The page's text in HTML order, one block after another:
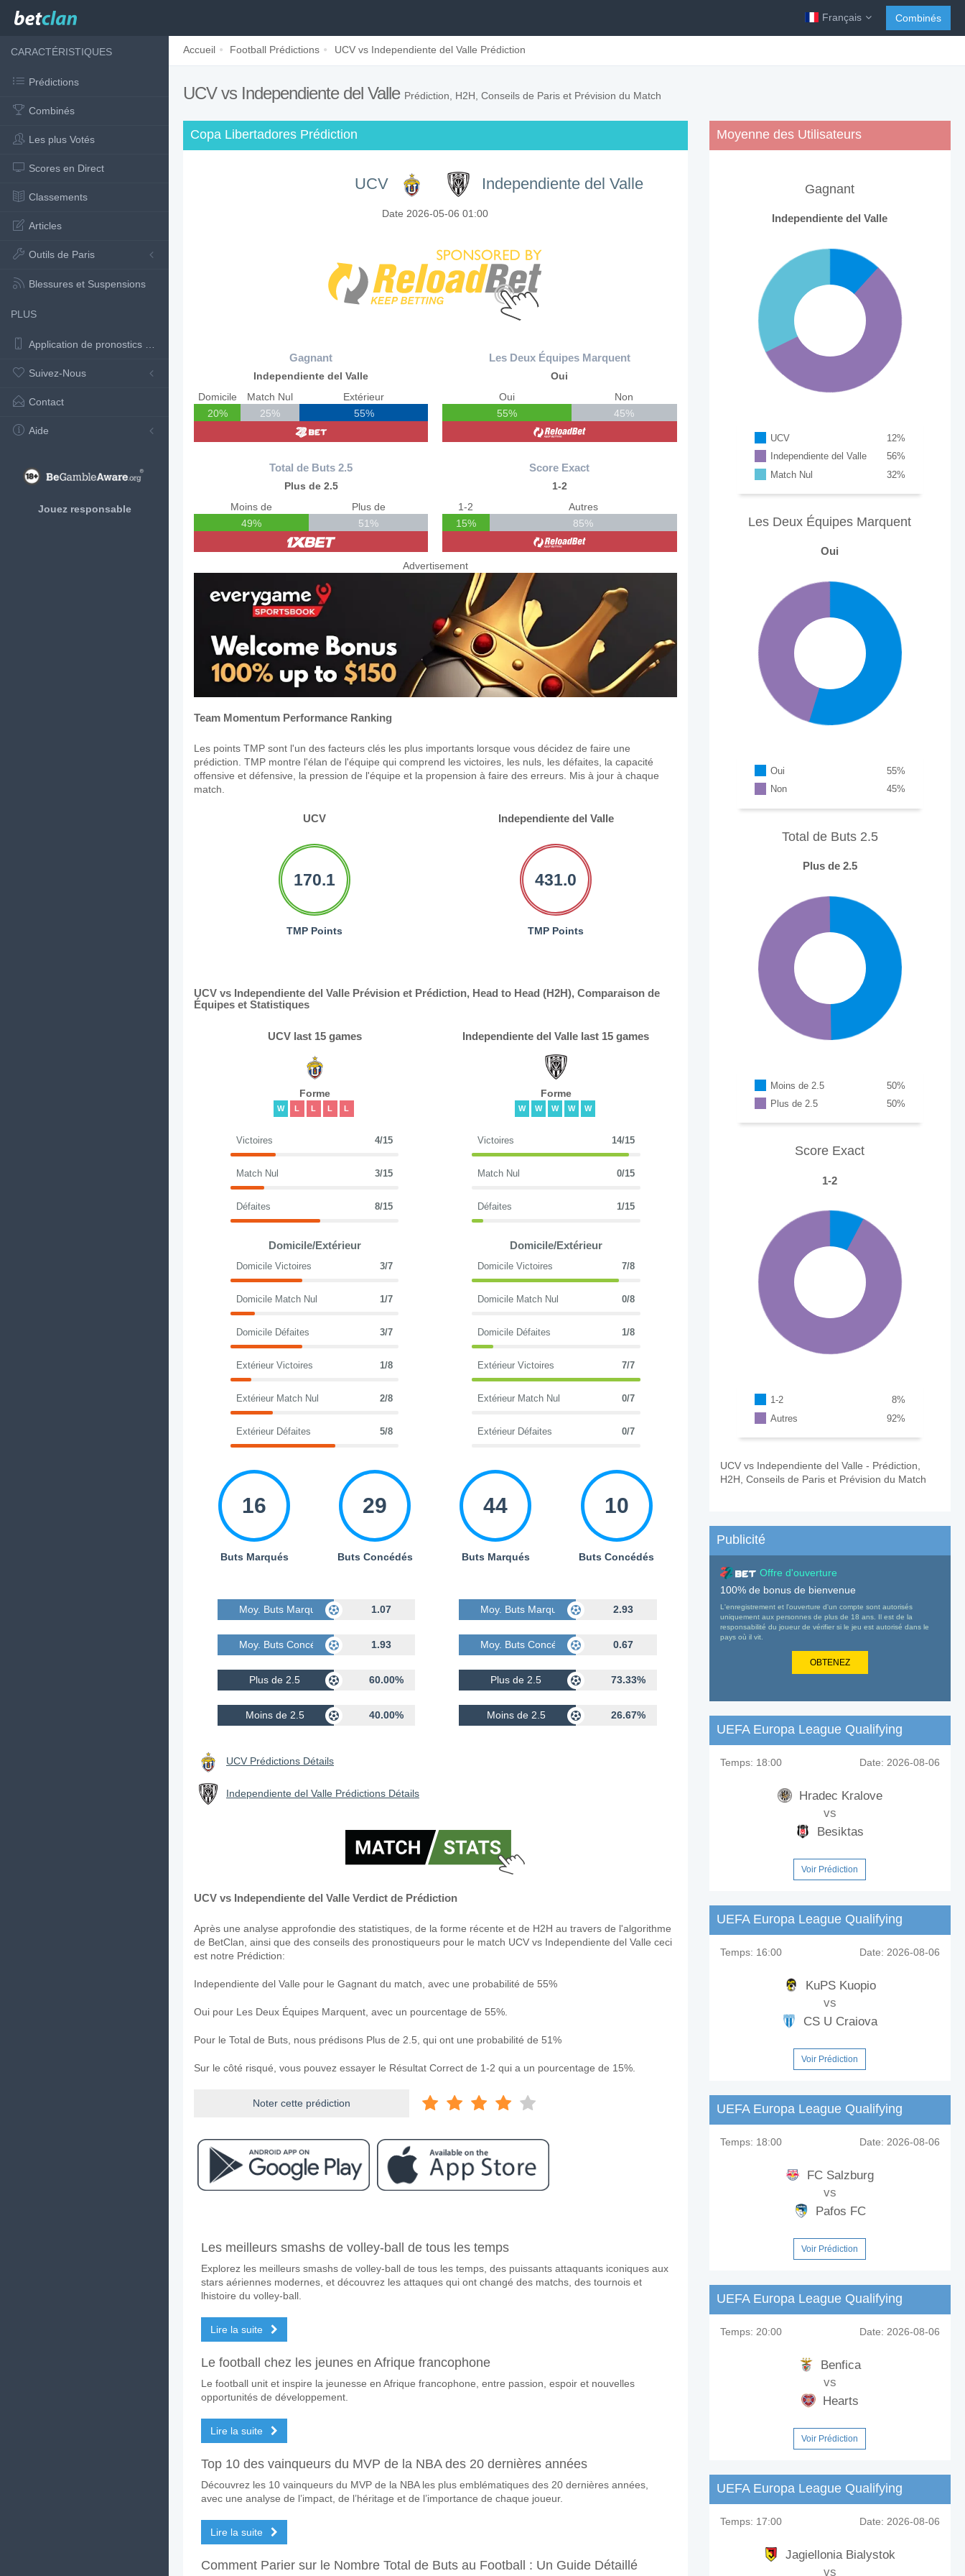
Français Combinés
CARACTÉRISTIQUES
Prédictions
Combinés
Les plus Votés
Scores en Direct
Classements
Articles
Outils de Paris
Blessures et Suspensions
PLUS
Application de pronostics de football
Suivez-Nous
Contact
Aide
Jouez responsable
Accueil Football Prédictions UCV vs Independiente del Valle Prédiction
UCV vs Independiente del Valle Prédiction, H2H, Conseils de Paris et Prévision du Match
Copa Libertadores Prédiction
UCV Independiente del Valle
Date 2026-05-06 01:00
Gagnant
Independiente del Valle
Domicile
20%
Match Nul
25%
Extérieur
55%
Total de Buts 2.5
Plus de 2.5
Moins de
49%
Plus de
51%
Les Deux Équipes Marquent
Oui
Oui
55%
Non
45%
Score Exact
1-2
1-2
15%
Autres
85%
Advertisement
Team Momentum Performance Ranking
Les points TMP sont l'un des facteurs clés les plus importants lorsque vous décidez de faire une
prédiction. TMP montre l'élan de l'équipe qui comprend les victoires, les nuls, les défaites, la capacité
offensive et défensive, la pression de l'équipe et la propension à faire des erreurs. Mis à jour à chaque
match.
UCV Independiente del Valle
170.1
TMP Points
431.0
TMP Points
UCV vs Independiente del Valle Prévision et Prédiction, Head to Head (H2H), Comparaison de
Équipes et Statistiques
UCV last 15 games
Forme
W L L L L
Victoires 4/15
Match Nul 3/15
Défaites 8/15
Domicile/Extérieur
Domicile Victoires 3/7
Domicile Match Nul 1/7
Domicile Défaites 3/7
Extérieur Victoires 1/8
Extérieur Match Nul 2/8
Extérieur Défaites 5/8
16
Buts Marqués
29
Buts Concédés
Moy. Buts Marqués 1.07
Moy. Buts Concédés 1.93
Plus de 2.5 60.00%
Moins de 2.5 40.00%
Independiente del Valle last 15 games
Forme
W W W W W
Victoires 14/15
Match Nul 0/15
Défaites 1/15
Domicile/Extérieur
Domicile Victoires 7/8
Domicile Match Nul 0/8
Domicile Défaites 1/8
Extérieur Victoires 7/7
Extérieur Match Nul 0/7
Extérieur Défaites 0/7
44
Buts Marqués
10
Buts Concédés
Moy. Buts Marqués 2.93
Moy. Buts Concédés 0.67
Plus de 2.5 73.33%
Moins de 2.5 26.67%
UCV Prédictions Détails
Independiente del Valle Prédictions Détails
UCV vs Independiente del Valle Verdict de Prédiction
Après une analyse approfondie des statistiques, de la forme récente et de H2H au travers de l'algorithme
de BetClan, ainsi que des conseils des pronostiqueurs pour le match UCV vs Independiente del Valle ceci
est notre Prédiction:
Independiente del Valle pour le Gagnant du match, avec une probabilité de 55%
Oui pour Les Deux Équipes Marquent, avec un pourcentage de 55%.
Pour le Total de Buts, nous prédisons Plus de 2.5, qui ont une probabilité de 51%
Sur le côté risqué, vous pouvez essayer le Résultat Correct de 1-2 qui a un pourcentage de 15%.
Noter cette prédiction
Le match entre UCV v Independiente del Valle 06 May 2026 01:00.
Quelle est l'équipe favorite pour gagner entre UCV v Independiente del Valle?
Independiente del Valle pour le Gagnant du match, avec une probabilité de 55%
Les deux équipes marqueront-elles dans le match UCV v Independiente del Valle?
Oui pour Les Deux Équipes Marquent, avec un pourcentage de 55%.
Quel sera le résultat correct attendu entre UCV v Independiente del Valle?
Sur le côté risqué, vous pouvez essayer le Résultat Correct de 1-2 qui a un pourcentage de 15%.
Les meilleurs smashs de volley-ball de tous les temps
Explorez les meilleurs smashs de volley-ball de tous les temps, des puissants attaquants iconiques aux
stars aériennes modernes, et découvrez les attaques qui ont changé des matchs, des tournois et
lhistoire du volley-ball.
Lire la suite
Le football chez les jeunes en Afrique francophone
Le football unit et inspire la jeunesse en Afrique francophone, entre passion, espoir et nouvelles
opportunités de développement.
Lire la suite
Top 10 des vainqueurs du MVP de la NBA des 20 dernières années
Découvrez les 10 vainqueurs du MVP de la NBA les plus emblématiques des 20 dernières années,
avec une analyse de l’impact, de l’héritage et de l’importance de chaque joueur.
Lire la suite
Comment Parier sur le Nombre Total de Buts au Football : Un Guide Détaillé
Moyenne des Utilisateurs
Gagnant
Independiente del Valle
UCV %
12
Independiente del Valle
%
56
Match Nul
%
32
Les Deux Équipes Marquent
Oui
Oui %
55
Non
%
45
Total de Buts 2.5
Plus de 2.5
Moins de 2.5 %
50
Plus de 2.5
%
50
Score Exact
1-2
1-2 %
8
Autres
%
92
UCV vs Independiente del Valle - Prédiction,
H2H, Conseils de Paris et Prévision du Match
Publicité
Offre d'ouverture
100% de bonus de bienvenue
L'enregistrement et l'ouverture d'un compte sont autorisés
uniquement aux personnes de plus de 18 ans. Il est de la
responsabilité du joueur de vérifier si le jeu est autorisé dans le
pays où il vit.
OBTENEZ
UEFA Europa League Qualifying
Temps: 18:00 Date: 2026-08-06
Hradec Kralove
vs
Besiktas
Voir Prédiction
UEFA Europa League Qualifying
Temps: 16:00 Date: 2026-08-06
KuPS Kuopio
vs
CS U Craiova
Voir Prédiction
UEFA Europa League Qualifying
Temps: 18:00 Date: 2026-08-06
FC Salzburg
vs
Pafos FC
Voir Prédiction
UEFA Europa League Qualifying
Temps: 20:00 Date: 2026-08-06
Benfica
vs
Hearts
Voir Prédiction
UEFA Europa League Qualifying
Temps: 17:00 Date: 2026-08-06
Jagiellonia Bialystok
vs